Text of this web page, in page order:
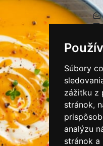
Súbory
zážitku z
stránok,
analýzu
stránok a